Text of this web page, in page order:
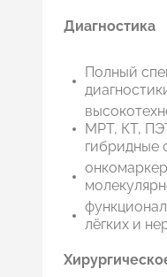
Диагностика
Полный
МРТ, КТ,
гибридные
лёгких и